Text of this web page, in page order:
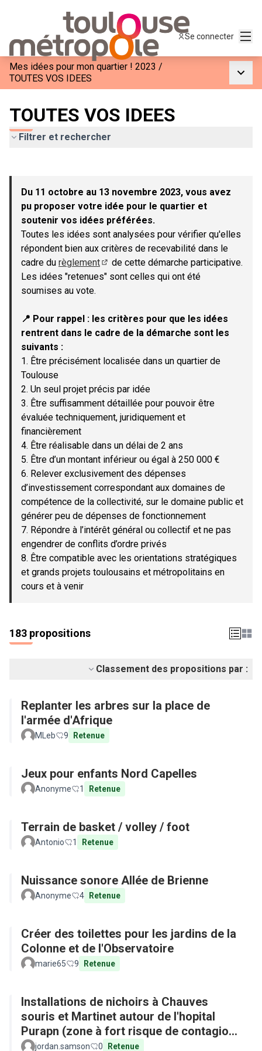
Se connecter
Mes idées pour mon quartier ! 2023 /
TOUTES VOS IDEES
TOUTES VOS IDEES
Filtrer et rechercher
−
Du 11 octobre au 13 novembre 2023, vous avez
pu proposer votre idée pour le quartier et
soutenir vos idées préférées.
Toutes les idées sont analysées pour vérifier qu'elles
répondent bien aux critères de recevabilité dans le
cadre du règlement
(Lien externe)
de cette démarche participative.
Les idées "retenues" sont celles qui ont été
soumises au vote.
📍 Pour rappel : les critères pour que les idées
rentrent dans le cadre de la démarche sont les
suivants :
1. Être précisément localisée dans un quartier de
Toulouse
2. Un seul projet précis par idée
3. Être suffisamment détaillée pour pouvoir être
évaluée techniquement, juridiquement et
financièrement
4. Être réalisable dans un délai de 2 ans
5. Être d’un montant inférieur ou égal à 250 000 €
6. Relever exclusivement des dépenses
d’investissement correspondant aux domaines de
compétence de la collectivité, sur le domaine public et
générer peu de dépenses de fonctionnement
7. Répondre à l’intérêt général ou collectif et ne pas
engendrer de conflits d’ordre privés
8. Être compatible avec les orientations stratégiques
et grands projets toulousains et métropolitains en
cours et à venir
183 propositions
Classement des propositions par :
Replanter les arbres sur la place de
l'armée d'Afrique
MLeb 9 Retenue
Jeux pour enfants Nord Capelles
Anonyme 1 Retenue
Terrain de basket / volley / foot
Antonio 1 Retenue
Nuissance sonore Allée de Brienne
Anonyme 4 Retenue
Créer des toilettes pour les jardins de la
Colonne et de l'Observatoire
marie65 9 Retenue
Installations de nichoirs à Chauves
souris et Martinet autour de l'hopital
Purapn (zone à fort risque de contagion
aux maladies tropicales)
jordan.samson 0 Retenue